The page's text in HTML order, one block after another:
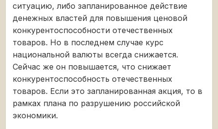
ситуацию, либо запланированное действие
денежных властей для повышения ценовой
конкурентоспособности отечественных
товаров. Но в последнем случае курс
национальной валюты всегда снижается.
Сейчас же он повышается, что снижает
конкурентоспособность отечественных
товаров. Если это запланированная акция, то в
рамках плана по разрушению российской
экономики.